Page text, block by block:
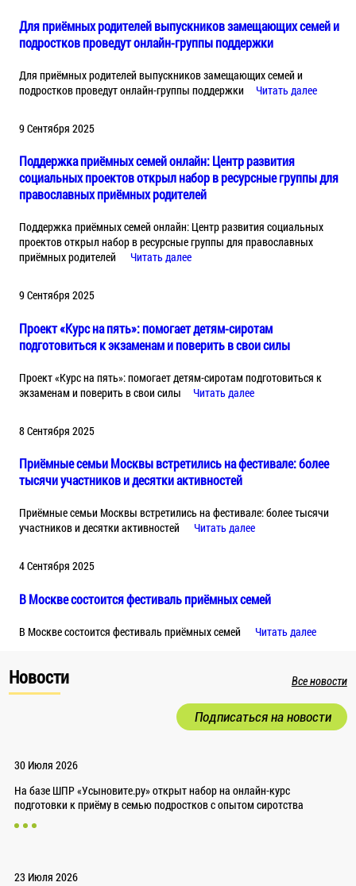
Для приёмных родителей выпускников замещающих семей и
подростков проведут онлайн-группы поддержки
Для приёмных родителей выпускников замещающих семей и
подростков проведут онлайн-группы поддержки
Читать далее
9 Сентября 2025
Поддержка приёмных семей онлайн: Центр развития
социальных проектов открыл набор в ресурсные группы для
православных приёмных родителей
Поддержка приёмных семей онлайн: Центр развития социальных
проектов открыл набор в ресурсные группы для православных
приёмных родителей
Читать далее
9 Сентября 2025
Проект «Курс на пять»: помогает детям-сиротам
подготовиться к экзаменам и поверить в свои силы
Проект «Курс на пять»: помогает детям-сиротам подготовиться к
экзаменам и поверить в свои силы
Читать далее
8 Сентября 2025
Приёмные семьи Москвы встретились на фестивале: более
тысячи участников и десятки активностей
Приёмные семьи Москвы встретились на фестивале: более тысячи
участников и десятки активностей
Читать далее
4 Сентября 2025
В Москве состоится фестиваль приёмных семей
В Москве состоится фестиваль приёмных семей Читать далее
Новости Все новости
Подписаться на новости
30 Июля 2026
На базе ШПР «Усыновите.ру» открыт набор на онлайн-курс
подготовки к приёму в семью подростков с опытом сиротства
23 Июля 2026